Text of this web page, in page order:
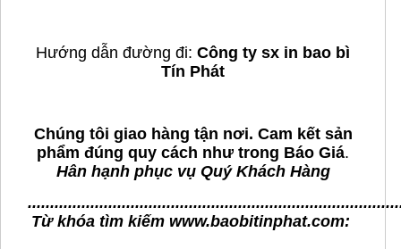
Hướng dẫn đường đi: Công ty sx in bao bì
Tín Phát
Chúng tôi giao hàng tận nơi. Cam kết sản
phẩm đúng quy cách như trong Báo Giá.
Hân hạnh phục vụ Quý Khách Hàng
Từ khóa tìm kiếm www.baobitinphat.com: